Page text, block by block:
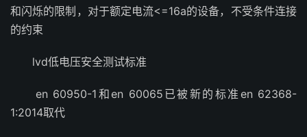
和闪烁的限制，对于额定电流<=16a的设备，不受条件连接
的约束
lvd低电压安全测试标准
en 60950-1和en 60065已被新的标准en 62368-
1:2014取代